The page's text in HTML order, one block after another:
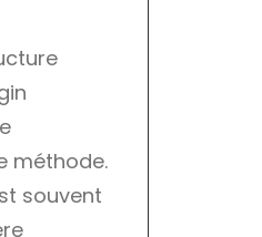
méthode.
souvent